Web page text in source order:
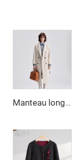
Manteau long en laine personnalisé pour femmes, automne-hiver, avec ceinture, revers, couleur unie, cardigan ample, manteau long élégant pour dames